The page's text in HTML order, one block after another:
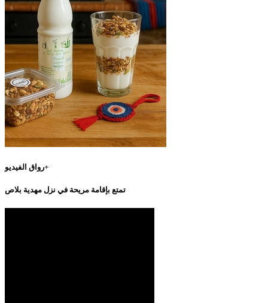
رواق الفيديو+
تمتع بإقامة مريحة في نزل مهدية بلاص